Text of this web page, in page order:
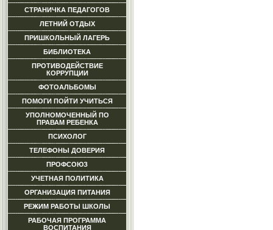
СТРАНИЧКА ПЕДАГОГОВ
ЛЕТНИЙ ОТДЫХ
ПРИШКОЛЬНЫЙ ЛАГЕРЬ
БИБЛИОТЕКА
ПРОТИВОДЕЙСТВИЕ
КОРРУПЦИИ
ФОТОАЛЬБОМЫ
ПОМОГИ ПОЙТИ УЧИТЬСЯ
УПОЛНОМОЧЕННЫЙ ПО
ПРАВАМ РЕБЕНКА
ПСИХОЛОГ
ТЕЛЕФОНЫ ДОВЕРИЯ
ПРОФСОЮЗ
УЧЕТНАЯ ПОЛИТИКА
ОРГАНИЗАЦИЯ ПИТАНИЯ
РЕЖИМ РАБОТЫ ШКОЛЫ
РАБОЧАЯ ПРОГРАММА
ВОСПИТАНИЯ